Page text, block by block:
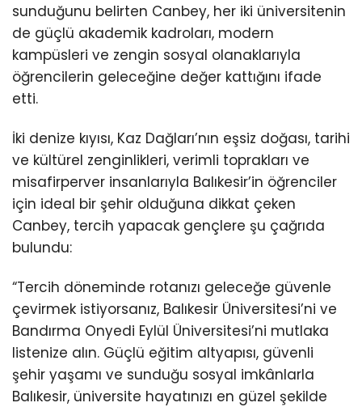
sunduğunu belirten Canbey, her iki üniversitenin
de güçlü akademik kadroları, modern
kampüsleri ve zengin sosyal olanaklarıyla
öğrencilerin geleceğine değer kattığını ifade
etti.
İki denize kıyısı, Kaz Dağları’nın eşsiz doğası, tarihi
ve kültürel zenginlikleri, verimli toprakları ve
misafirperver insanlarıyla Balıkesir’in öğrenciler
için ideal bir şehir olduğuna dikkat çeken
Canbey, tercih yapacak gençlere şu çağrıda
bulundu:
“Tercih döneminde rotanızı geleceğe güvenle
çevirmek istiyorsanız, Balıkesir Üniversitesi’ni ve
Bandırma Onyedi Eylül Üniversitesi’ni mutlaka
listenize alın. Güçlü eğitim altyapısı, güvenli
şehir yaşamı ve sunduğu sosyal imkânlarla
Balıkesir, üniversite hayatınızı en güzel şekilde